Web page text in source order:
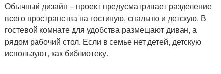
Обычный дизайн – проект предусматривает разделение
всего пространства на гостиную, спальню и детскую. В
гостевой комнате для удобства размещают диван, а
рядом рабочий стол. Если в семье нет детей, детскую
используют, как библиотеку.